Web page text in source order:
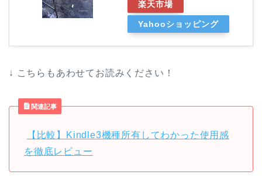
楽天市場
Yahooショッピング
↓ こちらもあわせてお読みください！
関連記事
【比較】Kindle3機種所有してわかった使用感
を徹底レビュー